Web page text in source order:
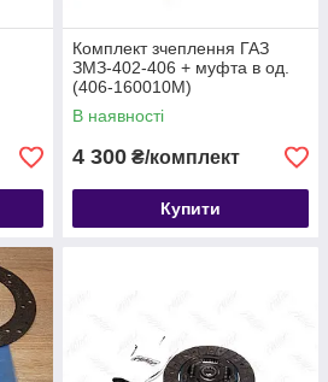
Комплект зчеплення ГАЗ
ЗМЗ-402-406 + муфта в од.
(406-160010М)
В наявності
4 300 ₴/комплект
Купити